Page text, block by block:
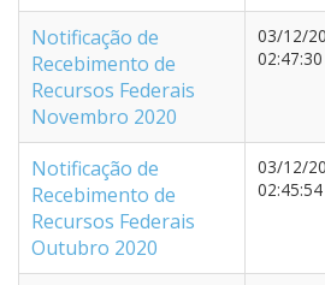
Notificação de
Recebimento de
Recursos Federais
Novembro 2020
03/12/
02:47:30
Notificação de
Recebimento de
Recursos Federais
Outubro 2020
03/12/
02:45:54